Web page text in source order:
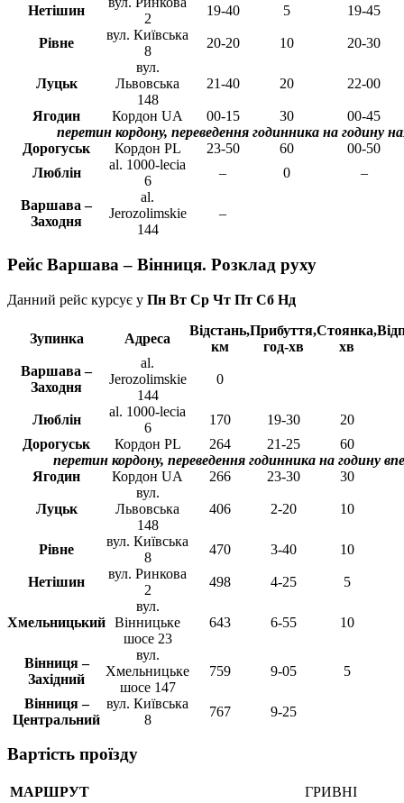
Нетішин
2
19-40 5 19-45
Рівне
вул. Київська
8
20-20 10 20-30
Луцьк
вул.
Львовська
148
21-40 20 22-00
Ягодин Кордон UA 00-15 30
00-45
перетин кордону, переведення годинника на годину
Дорогуськ
Кордон PL 23-50 60
00-50
Люблін
al. 1000-lecia
6
– 0 –
Варшава –
Заходня
al.
Jerozolimskie
144
–
Рейс Варшава – Вінниця. Розклад руху
Данний рейс курсує у Пн Вт Ср Чт Пт Сб Нд
Зупинка Адреса
Відстань,
км
Прибуття,
год-хв
Стоянка,
хв
Варшава –
Заходня
al.
Jerozolimskie
144
0
Люблін
al. 1000-lecia
6
170 19-30
20
Дорогуськ
Кордон PL 264 21-25
60
перетин кордону, переведення годинника на годину
Ягодин
Кордон UA 266 23-30 30
Луцьк
вул.
Львовська
148
406 2-20 10
Рівне
вул. Київська
8
470 3-40 10
Нетішин
вул. Ринкова
2
498 4-25 5
Хмельницький
вул.
Вінницьке
шосе 23
643 6-55 10
Вінниця –
Західний
вул.
Хмельницьке
шосе 147
759 9-05 5
Вінниця –
Центральний
вул. Київська
8
767 9-25
Вартість проїзду
МАРШРУТ
ГРИВНІ